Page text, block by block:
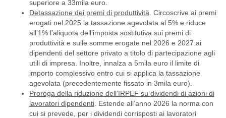
superiore a 33mila euro.
Detassazione dei premi di produttività . Circoscrive ai premi
erogati nel 2025 la tassazione agevolata al 5% e riduce
all’1% l’aliquota dell’imposta sostitutiva sui premi di
produttività e sulle somme erogate nel 2026 e 2027 ai
dipendenti del settore privato a titolo di partecipazione agli
utili di impresa. Inoltre, innalza a 5mila euro il limite di
importo complessivo entro cui si applica la tassazione
agevolata (precedentemente fissato in 3mila euro).
Proroga della riduzione dell’IRPEF su dividendi di azioni di
lavoratori dipendenti. Estende all’anno 2026 la norma con
cui si prevede, per i dividendi corrisposti ai lavoratori